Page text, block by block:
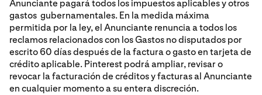
Anunciante pagará todos los impuestos aplicables y otros
gastos gubernamentales. En la medida máxima
permitida por la ley, el Anunciante renuncia a todos los
reclamos relacionados con los Gastos no disputados por
escrito 60 días después de la factura o gasto en tarjeta de
crédito aplicable. Pinterest podrá ampliar, revisar o
revocar la facturación de créditos y facturas al Anunciante
en cualquier momento a su entera discreción.